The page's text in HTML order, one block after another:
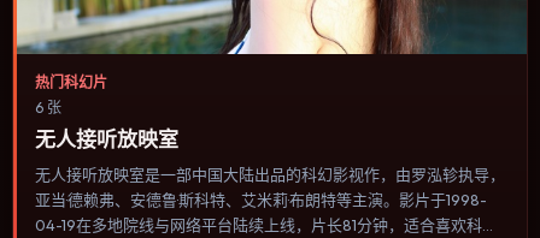
热门科幻片
6 张
无人接听放映室
无人接听放映室是一部中国大陆出品的科幻影视作，由罗泓轸执导，
亚当·德赖弗、安德鲁·斯科特、艾米莉·布朗特等主演。影片于1998-
04-19在多地院线与网络平台陆续上线，片长81分钟，适合喜欢科幻